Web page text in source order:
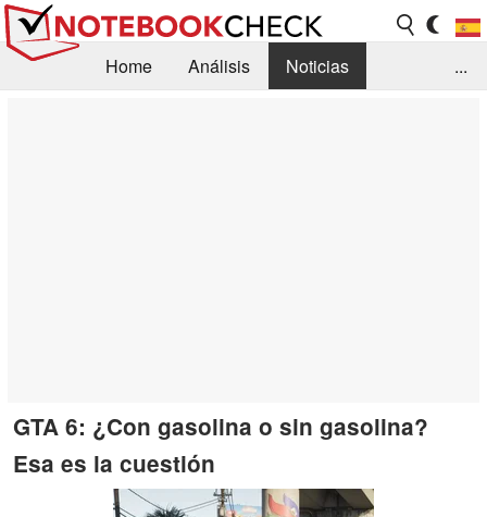
Home Análisis
Noticias
...
GTA 6: ¿Con gasolina o sin gasolina?
Esa es la cuestión